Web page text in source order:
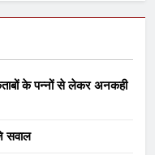
के पन्नों से लेकर अनकही
सवाल